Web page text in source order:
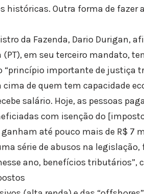
históricas. Outra forma de fazer
da Fazenda, Dario Durigan,
em seu terceiro mandato,
“princípio importante de justiça
cima de quem tem capacidade
salário. Hoje, as pessoas
com isenção do
até pouco mais de R$ 7
série de abusos na
ano, benefícios tributários”,